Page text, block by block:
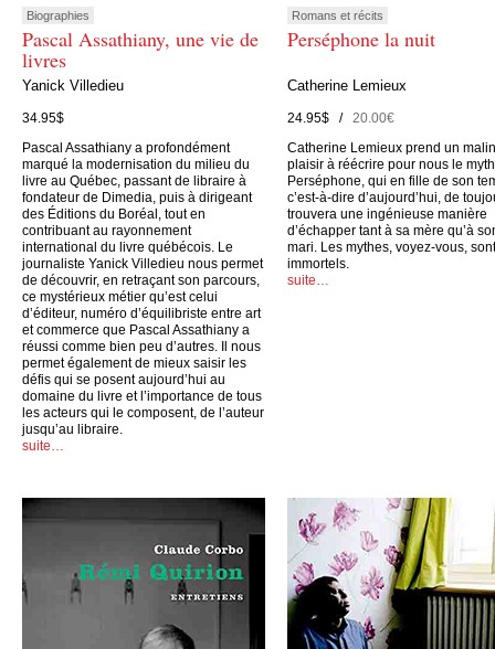
Biographies
Pascal Assathiany, une vie de
livres
Yanick Villedieu
34.95$
Pascal Assathiany a profondément
marqué la modernisation du milieu du
livre au Québec, passant de libraire à
fondateur de Dimedia, puis à dirigeant
des Éditions du Boréal, tout en
contribuant au rayonnement
international du livre québécois. Le
journaliste Yanick Villedieu nous permet
de découvrir, en retraçant son parcours,
ce mystérieux métier qu’est celui
d’éditeur, numéro d’équilibriste entre art
et commerce que Pascal Assathiany a
réussi comme bien peu d’autres. Il nous
permet également de mieux saisir les
défis qui se posent aujourd’hui au
domaine du livre et l’importance de tous
les acteurs qui le composent, de l’auteur
jusqu’au libraire.
suite…
Romans et récits
Perséphone la nuit
Catherine Lemieux
24.95$ /20.00€
Catherine Lemieux prend un malin
plaisir à réécrire pour nous le
Perséphone, qui en fille de son
c’est-à-dire d’aujourd’hui, de
trouvera une ingénieuse manière
d’échapper tant à sa mère qu’à
mari. Les mythes, voyez-vous, sont
immortels.
suite…